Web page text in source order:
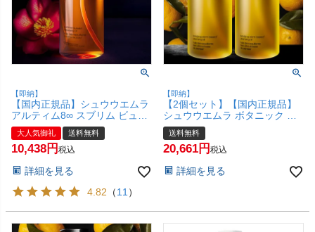
【即納】
【国内正規品】シュウウエムラ
アルティム8∞ スブリム ビュー
ティ クレンジングオイルn
450ml shu uemura【メイク落
とし】【宅配便送料無料】
大人気御礼 送料無料
10,438 税込
詳細を見る
4.82 （11）
【即納】
【2個セット】【国内正規品】
シュウウエムラ ボタニック ク
レンジングオイル 450ml× 2本
【メイク落とし】【宅配便送料
無料】(6042666-set2)
送料無料
20,661 税込
詳細を見る